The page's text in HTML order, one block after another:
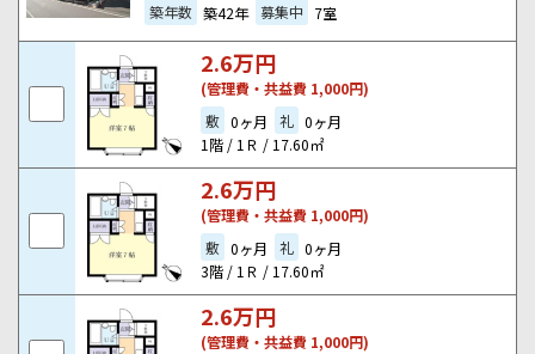
築年数 築42年 募集中 7室
2.6万円
(管理費・共益費 1,000円)
敷 0ヶ月 礼 0ヶ月
1階 / 1Ｒ / 17.60㎡
2.6万円
(管理費・共益費 1,000円)
敷 0ヶ月 礼 0ヶ月
3階 / 1Ｒ / 17.60㎡
2.6万円
(管理費・共益費 1,000円)